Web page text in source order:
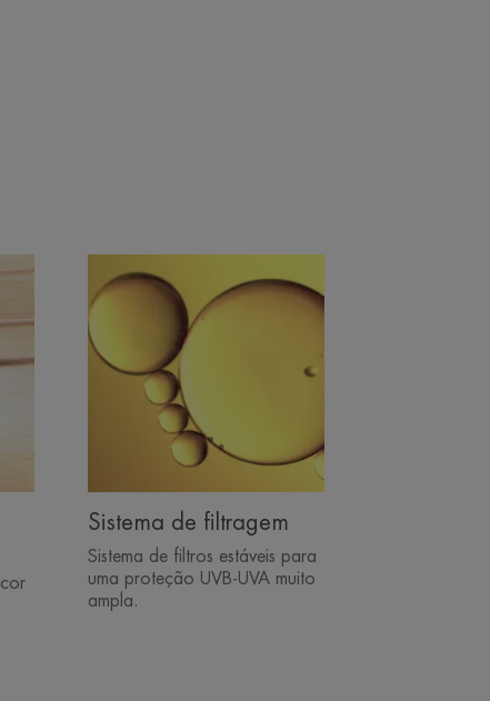
Sistema de filtragem
Sistema de filtros estáveis para
uma proteção UVB-UVA muito
ampla.